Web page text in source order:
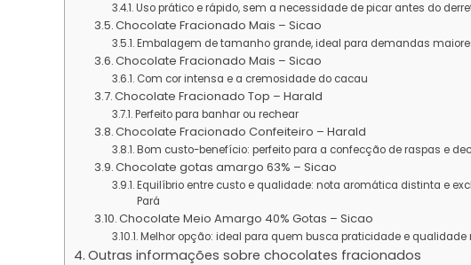
Uso prático e rápido, sem a necessidade de picar antes do
Chocolate Fracionado Mais – Sicao
Embalagem de tamanho grande, ideal para demandas
Chocolate Fracionado Mais – Sicao
Com cor intensa e a cremosidade do cacau
Chocolate Fracionado Top – Harald
Perfeito para banhar ou rechear
Chocolate Fracionado Confeiteiro – Harald
Bom custo-benefício: perfeito para a confecção de raspas e
Chocolate gotas amargo 63% – Sicao
Equilíbrio entre custo e qualidade: nota aromática distinta e
Pará
Chocolate Meio Amargo 40% Gotas – Sicao
Melhor opção: ideal para quem busca praticidade e
Outras informações sobre chocolates fracionados